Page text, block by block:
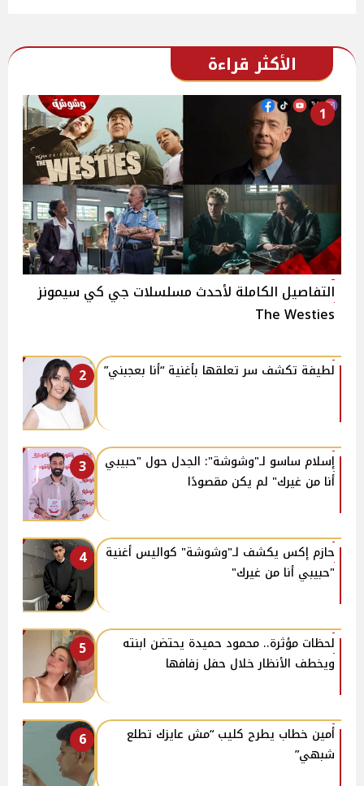
الأكثر قراءة
1
التفاصيل الكاملة لأحدث مسلسلات جي كي سيمونز
The Westies
2 لطيفة تكشف سر تعلقها بأغنية “أنا بعجبني”
3
إسلام ساسو لـ"وشوشة": الجدل حول "حبيبي
أنا من غيرك" لم يكن مقصودًا
4
حازم إكس يكشف لـ"وشوشة" كواليس أغنية
"حبيبي أنا من غيرك"
5
لحظات مؤثرة.. محمود حميدة يحتضن ابنته
ويخطف الأنظار خلال حفل زفافها
6
أمين خطاب يطرح كليب “مش عايزك تطلع
شبهي”